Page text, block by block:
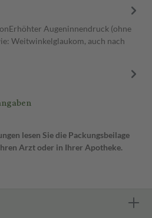
Augeninnendruck (ohne
Weitwinkelglaukom, auch nach
lesen Sie die Packungsbeilage
Arzt oder in Ihrer Apotheke.